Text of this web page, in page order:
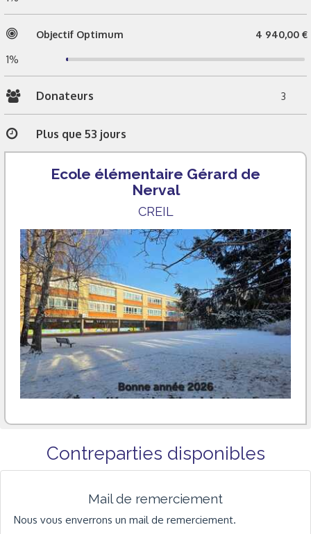
Objectif Optimum 4 940,00 €
1%
Donateurs 3
Plus que 53 jours
Ecole élémentaire Gérard de
Nerval
CREIL
Contreparties disponibles
Mail de remerciement
Nous vous enverrons un mail de remerciement.